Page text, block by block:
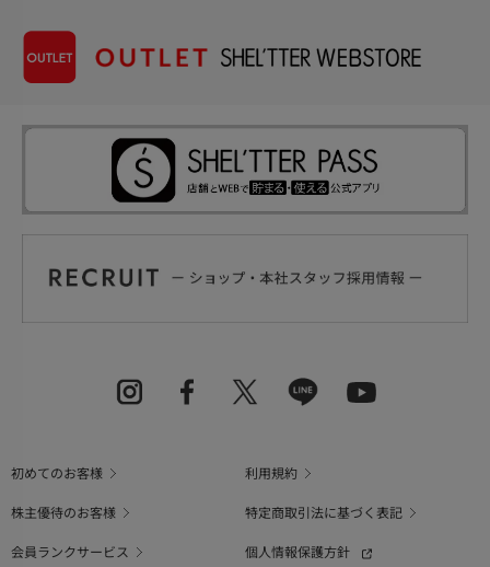
初めてのお客様
利用規約
株主優待のお客様
特定商取引法に基づく表記
会員ランクサービス
個人情報保護方針